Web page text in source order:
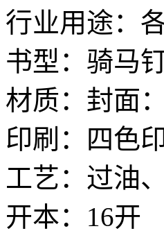
行业用途：
书型：骑马
材质：封面
印刷：四色
工艺：过油
开本：16开